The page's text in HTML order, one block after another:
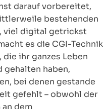
darauf vorbereitet,
bestehenden
viel digital getrickst
es die CGI-Technik
ihr ganzes Leben
gehalten haben,
bei denen gestande
gefehlt – obwohl der
an dem